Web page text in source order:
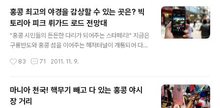
아이디어를 구상하여 실행에 옮겼다. 그것은 바로 총 20대
의 에스컬레이터를 설치하여 출퇴근길 시민들이 이용할 수
있도록 유도하는 방안이었다. 300억원 이상을 투자하여
완성한 미드레벨 에스컬레이터는 그 길이만 장장 800m에
이르며 이는 세계에서 가장 긴 옥외 에스컬레이터로 등극
이터는 양방향으로 운행되지만 미드레벨 에스컬레이터는
홍콩 최고의 야경을 감상할 수 있는 곳은? 빅
토리아 피크 뤼가드 로드 전망대
"홍콩 시민들의 든든한 다리가 되어주는 스타페리!" 지금은
구룡반도와 홍콩 섬을 이어주는 해저터널이 개통되어 다양
원한 바다를 가로지르는 스타페리의 인기는 변함이 없다.
8년부터 운항을 시작한 스타페리는 침사추이에서 홍콩 섬
의 센트럴과 완짜이를 오가는 노선이 가장 대표적이며 가
격은 평일과 주말로 나뉘는데 $2~3이다. "센트럴 고고
83 71 2011. 11. 9.
마니아 천국! 핵무기 빼고 다 있는 홍콩 야시
장 거리